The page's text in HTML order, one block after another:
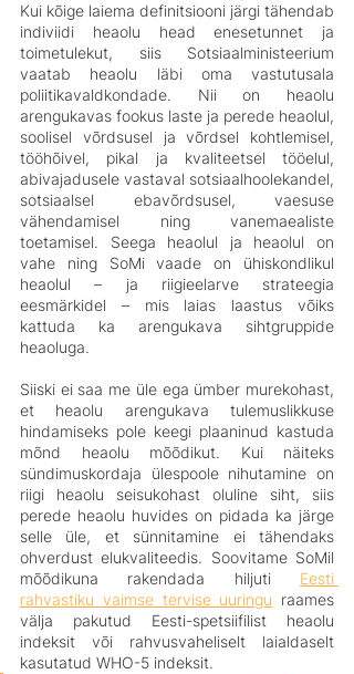
Kui kõige laiema definitsiooni järgi tähendab
indiviidi heaolu head enesetunnet ja
toimetulekut, siis Sotsiaalministeerium
vaatab heaolu läbi oma vastutusala
poliitikavaldkondade. Nii on heaolu
arengukavas fookus laste ja perede heaolul,
soolisel võrdsusel ja võrdsel kohtlemisel,
tööhõivel, pikal ja kvaliteetsel tööelul,
abivajadusele vastaval sotsiaalhoolekandel,
sotsiaalsel ebavõrdsusel, vaesuse
vähendamisel ning vanemaealiste
toetamisel. Seega heaolul ja heaolul on
vahe ning SoMi vaade on ühiskondlikul
heaolul – ja riigieelarve strateegia
eesmärkidel – mis laias laastus võiks
kattuda ka arengukava sihtgruppide
heaoluga.
Siiski ei saa me üle ega ümber murekohast,
et heaolu arengukava tulemuslikkuse
hindamiseks pole keegi plaaninud kastuda
mõnd heaolu mõõdikut. Kui näiteks
sündimuskordaja ülespoole nihutamine on
riigi heaolu seisukohast oluline siht, siis
perede heaolu huvides on pidada ka järge
selle üle, et sünnitamine ei tähendaks
ohverdust elukvaliteedis. Soovitame SoMil
mõõdikuna rakendada hiljuti Eesti
rahvastiku vaimse tervise uuringu raames
välja pakutud Eesti-spetsiifilist heaolu
indeksit või rahvusvaheliselt laialdaselt
kasutatud WHO-5 indeksit.